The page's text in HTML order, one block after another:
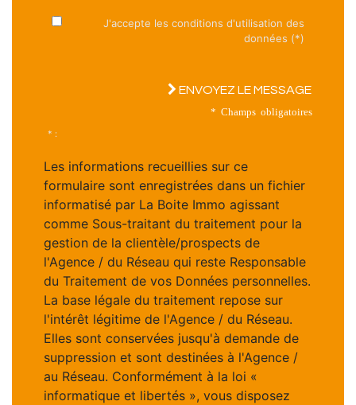
J'accepte les conditions d'utilisation des
données (*)
ENVOYEZ LE MESSAGE
* Champs obligatoires
* :
Les informations recueillies sur ce
formulaire sont enregistrées dans un fichier
informatisé par La Boite Immo agissant
comme Sous-traitant du traitement pour la
gestion de la clientèle/prospects de
l'Agence / du Réseau qui reste Responsable
du Traitement de vos Données personnelles.
La base légale du traitement repose sur
l'intérêt légitime de l'Agence / du Réseau.
Elles sont conservées jusqu'à demande de
suppression et sont destinées à l'Agence /
au Réseau. Conformément à la loi «
informatique et libertés », vous disposez